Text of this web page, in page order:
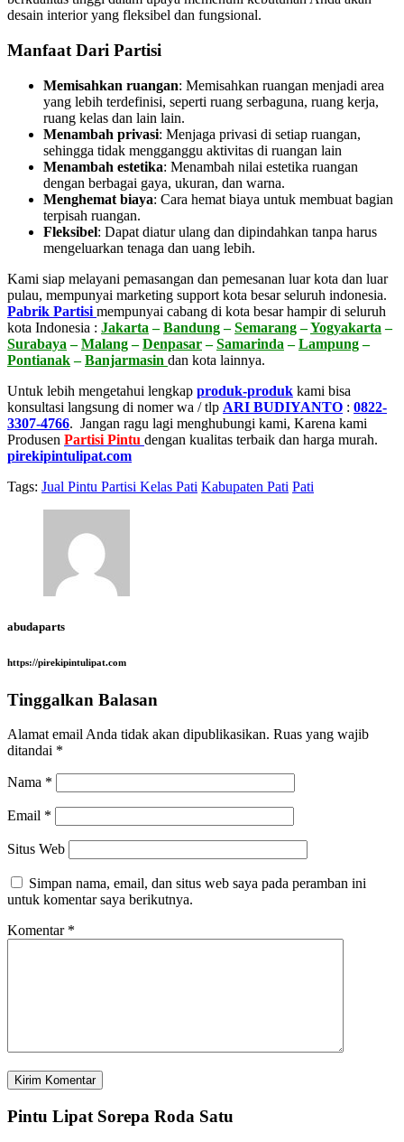
desain interior yang fleksibel dan fungsional.
Manfaat Dari Partisi
Memisahkan ruangan: Memisahkan ruangan menjadi area
yang lebih terdefinisi, seperti ruang serbaguna, ruang kerja,
ruang kelas dan lain lain.
Menambah privasi: Menjaga privasi di setiap ruangan,
sehingga tidak mengganggu aktivitas di ruangan lain
Menambah estetika: Menambah nilai estetika ruangan
dengan berbagai gaya, ukuran, dan warna.
Menghemat biaya: Cara hemat biaya untuk membuat bagian
terpisah ruangan.
Fleksibel: Dapat diatur ulang dan dipindahkan tanpa harus
mengeluarkan tenaga dan uang lebih.
Kami siap melayani pemasangan dan pemesanan luar kota dan luar
pulau, mempunyai marketing support kota besar seluruh indonesia.
Pabrik Partisi mempunyai cabang di kota besar hampir di seluruh
kota Indonesia : Jakarta –Bandung–Semarang–Yogyakarta –
Surabaya –Malang–Denpasar–Samarinda –Lampung–
Pontianak–Banjarmasin dan kota lainnya.
Untuk lebih mengetahui lengkap produk-produk kami bisa
konsultasi langsung di nomer wa / tlp ARI BUDIYANTO : 0822-
3307-4766. Jangan ragu lagi menghubungi kami, Karena kami
Produsen Partisi Pintu dengan kualitas terbaik dan harga murah.
pirekipintulipat.com
Tags: Jual Pintu Partisi Kelas Pati Kabupaten Pati Pati
abudaparts
https://pirekipintulipat.com
Tinggalkan Balasan
Alamat email Anda tidak akan dipublikasikan. Ruas yang wajib
ditandai *
Nama *
Email *
Situs Web
Simpan nama, email, dan situs web saya pada peramban ini
untuk komentar saya berikutnya.
Komentar *
Pintu Lipat Sorepa Roda Satu